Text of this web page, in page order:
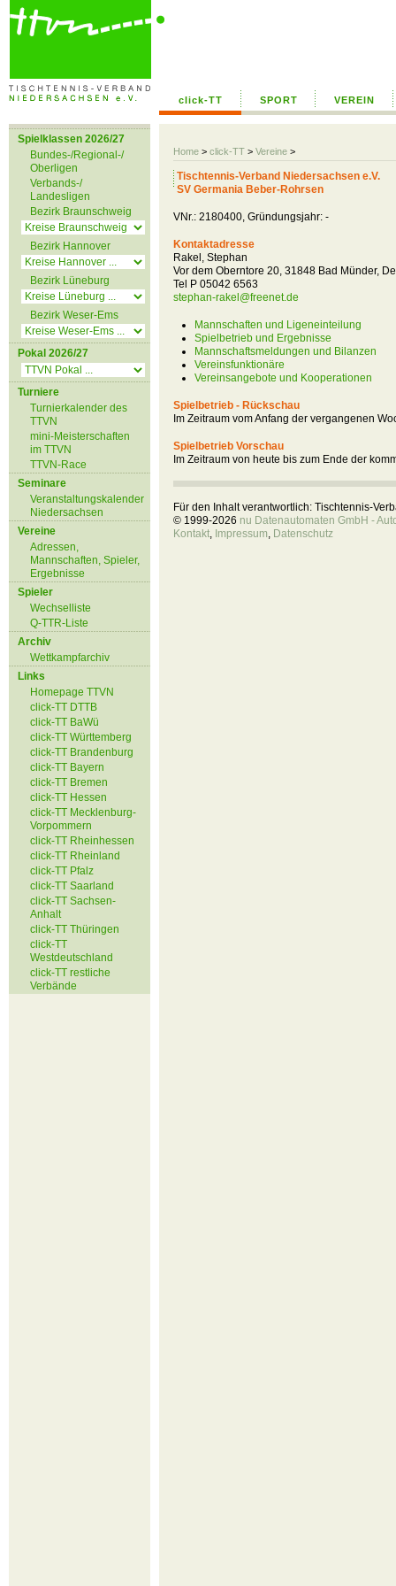
click-TT SPORT VEREIN
Home > click-TT > Vereine >
Spielklassen 2026/27
Bundes-/Regional-/
Oberligen
Verbands-/
Landesligen
Bezirk Braunschweig
Bezirk Hannover
Bezirk Lüneburg
Bezirk Weser-Ems
Pokal 2026/27
Turniere
Turnierkalender des
TTVN
mini-Meisterschaften
im TTVN
TTVN-Race
Seminare
Veranstaltungskalender
Niedersachsen
Vereine
Adressen,
Mannschaften, Spieler,
Ergebnisse
Spieler
Wechselliste
Q-TTR-Liste
Archiv
Wettkampfarchiv
Links
Homepage TTVN
click-TT DTTB
click-TT BaWü
click-TT Württemberg
click-TT Brandenburg
click-TT Bayern
click-TT Bremen
click-TT Hessen
click-TT Mecklenburg-
Vorpommern
click-TT Rheinhessen
click-TT Rheinland
click-TT Pfalz
click-TT Saarland
click-TT Sachsen-
Anhalt
click-TT Thüringen
click-TT
Westdeutschland
click-TT restliche
Verbände
Tischtennis-Verband Niedersachsen e.V.
SV Germania Beber-Rohrsen
VNr.: 2180400, Gründungsjahr: -
Kontaktadresse
Rakel, Stephan
Vor dem Oberntore 20, 31848 Bad Münder,
Tel P 05042 6563
stephan-rakel@freenet.de
Mannschaften und Ligeneinteilung
Spielbetrieb und Ergebnisse
Mannschaftsmeldungen und Bilanzen
Vereinsfunktionäre
Vereinsangebote und Kooperationen
Spielbetrieb - Rückschau
Im Zeitraum vom Anfang der vergangenen
Spielbetrieb Vorschau
Im Zeitraum von heute bis zum Ende der
Für den Inhalt verantwortlich: Tischtennis-
© 1999-2026 nu Datenautomaten GmbH -
Kontakt, Impressum, Datenschutz